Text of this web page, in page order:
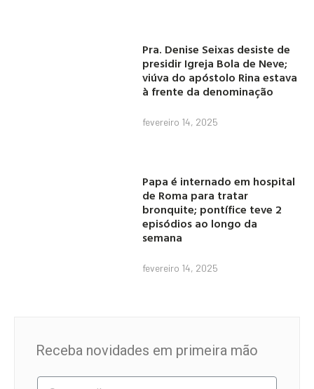
Pra. Denise Seixas desiste de
presidir Igreja Bola de Neve;
viúva do apóstolo Rina estava
à frente da denominação
fevereiro 14, 2025
Papa é internado em hospital
de Roma para tratar
bronquite; pontífice teve 2
episódios ao longo da
semana
fevereiro 14, 2025
Receba novidades em primeira mão